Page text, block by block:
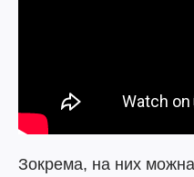
Зокрема, на них